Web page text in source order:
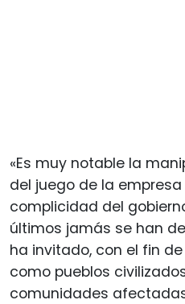
«Es muy notable la
del juego de la
complicidad del
últimos jamás se han
ha invitado, con el fin
como pueblos
comunidades